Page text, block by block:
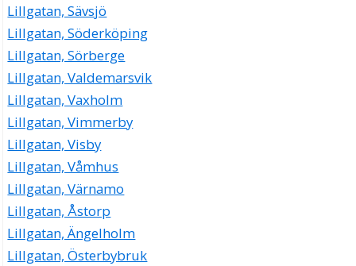
Lillgatan, Sävsjö
Lillgatan, Söderköping
Lillgatan, Sörberge
Lillgatan, Valdemarsvik
Lillgatan, Vaxholm
Lillgatan, Vimmerby
Lillgatan, Visby
Lillgatan, Våmhus
Lillgatan, Värnamo
Lillgatan, Åstorp
Lillgatan, Ängelholm
Lillgatan, Österbybruk